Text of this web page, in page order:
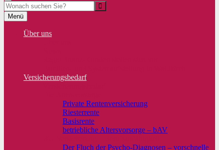
Menü
Über uns
Versicherungsbedarf
Private Rentenversicherung
Riesterrente
Basisrente
betriebliche Altersvorsorge – bAV
Der Fluch der Psycho-Diagnosen – vorschnelle